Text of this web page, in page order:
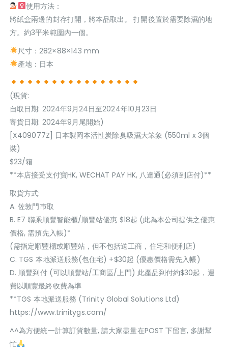
使用方法：
將紙盒兩邊的封存打開，將本品取出。 打開後置於需要除濕的地
方。約3平米範圍內一個。
尺寸：282×88×143 mm
產地：日本
(現貨:
自取日期: 2024年9月24日至2024年10月23日
寄貨日期: 2024年9月尾開始)
[X409077Z] 日本製岡本活性炭除臭吸濕大笨象 (550ml x 3個
裝)
$23/箱
**本店接受支付寶HK, WECHAT PAY HK, 八達通(必須到店付)**
取貨方式:
A. 佐敦門巿取
B. E7 聯乘順豐智能櫃/順豐站優惠 $18起 (此為本公司提供之優惠
價格, 需預先入帳)*
(需指定順豐櫃或順豐站，但不包括送工商，住宅和便利店)
C. TGS 本地派送服務(包住宅) +$30起 (優惠價格需先入帳)
D. 順豐到付 (可以順豐站/工商區/上門) 此產品到付約$30起，運
費以順豐最終收費為準
**TGS 本地派送服務 (Trinity Global Solutions Ltd)
https://www.trinitygs.com/
^^為方便統一計算訂貨數量, 請大家盡量在POST 下留言, 多謝幫
忙